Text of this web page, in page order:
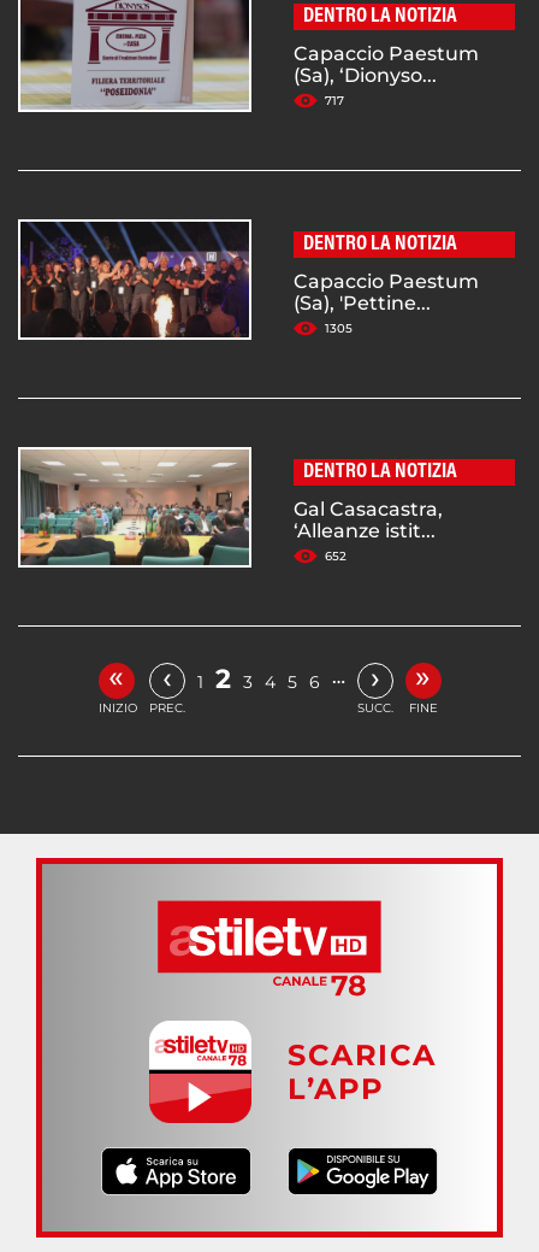
DENTRO LA NOTIZIA
Capaccio Paestum
(Sa), ‘Dionyso...
717
DENTRO LA NOTIZIA
Capaccio Paestum
(Sa), 'Pettine...
1305
DENTRO LA NOTIZIA
Gal Casacastra,
‘Alleanze istit...
652
«
INIZIO
‹
PREC.
1 2 3 4 5 6 … ›
SUCC.
»
FINE
SCARICA
L’APP